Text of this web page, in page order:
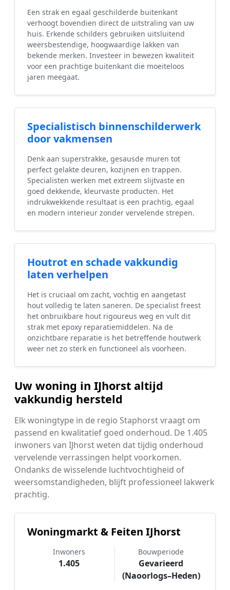
Een strak en egaal geschilderde buitenkant
verhoogt bovendien direct de uitstraling van uw
huis. Erkende schilders gebruiken uitsluitend
weersbestendige, hoogwaardige lakken van
bekende merken. Investeer in bewezen kwaliteit
voor een prachtige buitenkant die moeiteloos
jaren meegaat.
Specialistisch binnenschilderwerk
door vakmensen
Denk aan superstrakke, gesausde muren tot
perfect gelakte deuren, kozijnen en trappen.
Specialisten werken met extreem slijtvaste en
goed dekkende, kleurvaste producten. Het
indrukwekkende resultaat is een prachtig, egaal
en modern interieur zonder vervelende strepen.
Houtrot en schade vakkundig
laten verhelpen
Het is cruciaal om zacht, vochtig en aangetast
hout volledig te laten saneren. De specialist freest
het onbruikbare hout rigoureus weg en vult dit
strak met epoxy reparatiemiddelen. Na de
onzichtbare reparatie is het betreffende houtwerk
weer net zo sterk en functioneel als voorheen.
Uw woning in IJhorst altijd
vakkundig hersteld
Elk woningtype in de regio Staphorst vraagt om
passend en kwalitatief goed onderhoud. De 1.405
inwoners van IJhorst weten dat tijdig onderhoud
vervelende verrassingen helpt voorkomen.
Ondanks de wisselende luchtvochtigheid of
weersomstandigheden, blijft professioneel lakwerk
prachtig.
Woningmarkt & Feiten IJhorst
Inwoners
1.405
Bouwperiode
Gevarieerd
(Naoorlogs–Heden)